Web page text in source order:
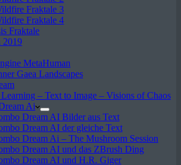
Fraktale 3
Fraktale 4
Fraktale
2019
MetaHuman
Gaea Landscapes
– Text to Image – Visions of Chaos
Ai
Dream AI Bilder aus Text
Dream AI der gleiche Text
Dream Ai – The Mushroom Session
Dream AI und das ZBrush Ding
Dream AI und H.R. Giger